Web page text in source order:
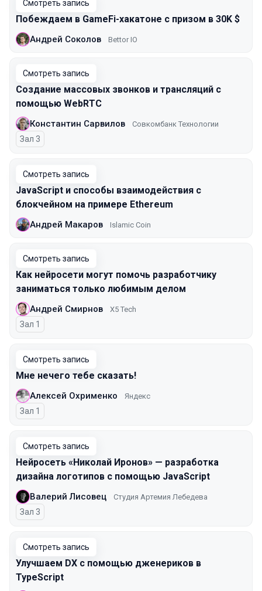
Смотреть запись
Побеждаем в GameFi-хакатоне с призом в 30K $
Андрей Соколов Bettor IO
Смотреть запись
Создание массовых звонков и трансляций с
помощью WebRTC
Константин Сарвилов Совкомбанк Технологии
Зал 3
Смотреть запись
JavaScript и способы взаимодействия с
блокчейном на примере Ethereum
Андрей Макаров Islamic Coin
Смотреть запись
Как нейросети могут помочь разработчику
заниматься только любимым делом
Андрей Смирнов X5 Tech
Зал 1
Смотреть запись
Мне нечего тебе сказать!
Алексей Охрименко Яндекс
Зал 1
Смотреть запись
Нейросеть «Николай Иронов» — разработка
дизайна логотипов с помощью JavaScript
Валерий Лисовец Студия Артемия Лебедева
Зал 3
Смотреть запись
Улучшаем DX с помощью дженериков в
TypeScript